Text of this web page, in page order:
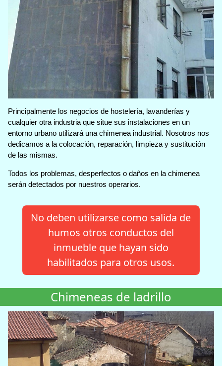
Principalmente los negocios de hostelería, lavanderías y
cualquier otra industria que situe sus instalaciones en un
entorno urbano utilizará una chimenea industrial. Nosotros nos
dedicamos a la colocación, reparación, limpieza y sustitución
de las mismas.
Todos los problemas, desperfectos o daños en la chimenea
serán detectados por nuestros operarios.
No deben utilizarse como salida de
humos otros conductos del
inmueble que hayan sido
habilitados para otros usos.
Chimeneas de ladrillo